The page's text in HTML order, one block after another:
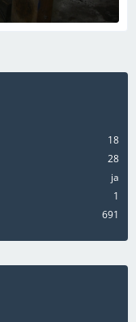
18
28
ja
1
691